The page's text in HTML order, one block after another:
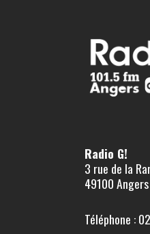
Radio G!
3 rue de la
49100 Angers
Téléphone :